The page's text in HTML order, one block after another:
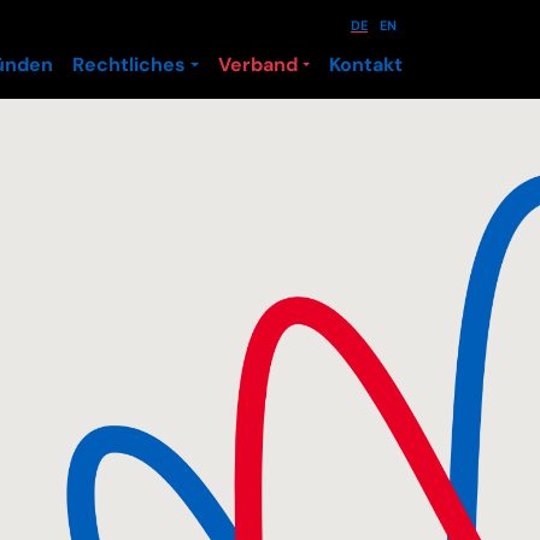
Rechtliches Verband Kontakt
DE EN